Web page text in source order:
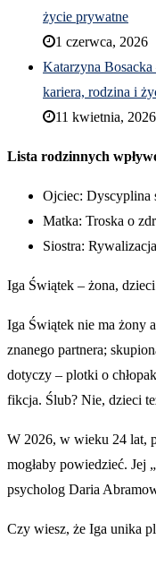
życie prywatne
1 czerwca, 2026
Katarzyna
kariera, rodzina i
11 kwietnia, 2026
Lista rodzinnych
Ojciec: Dyscyplina
Matka: Troska o
Siostra:
Iga Świątek – żona, dzieci
Iga Świątek nie ma żony
znanego partnera;
dotyczy – plotki o
fikcja. Ślub? Nie, dzieci
W 2026, w wieku 24 lat,
mogłaby powiedzieć. Jej
psycholog Daria
Czy wiesz, że Iga unika